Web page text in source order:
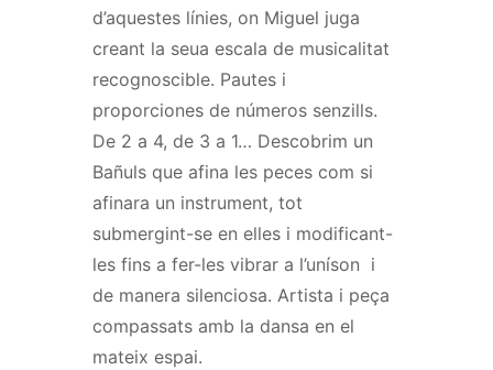
d’aquestes línies, on Miguel juga
creant la seua escala de musicalitat
recognoscible. Pautes i
proporciones de números senzills.
De 2 a 4, de 3 a 1… Descobrim un
Bañuls que afina les peces com si
afinara un instrument, tot
submergint-se en elles i modificant-
les fins a fer-les vibrar a l’uníson i
de manera silenciosa. Artista i peça
compassats amb la dansa en el
mateix espai.